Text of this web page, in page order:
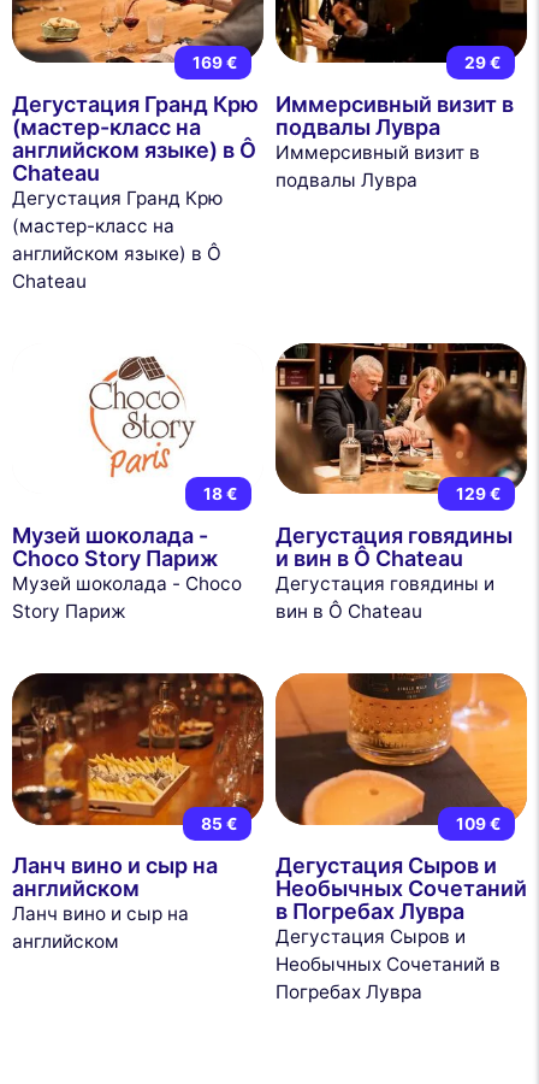
169 €
Дегустация Гранд Крю
(мастер-класс на
английском языке) в Ô
Chateau
Дегустация Гранд Крю
(мастер-класс на
английском языке) в Ô
Chateau
29 €
Иммерсивный визит в
подвалы Лувра
Иммерсивный визит в
подвалы Лувра
18 €
Музей шоколада -
Choco Story Париж
Музей шоколада - Choco
Story Париж
129 €
Дегустация говядины
и вин в Ô Chateau
Дегустация говядины и
вин в Ô Chateau
85 €
Ланч вино и сыр на
английском
Ланч вино и сыр на
английском
109 €
Дегустация Сыров и
Необычных Сочетаний
в Погребах Лувра
Дегустация Сыров и
Необычных Сочетаний в
Погребах Лувра